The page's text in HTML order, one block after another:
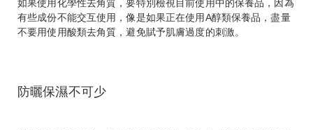
如果使用化學性去角質，要特別檢視目前使用中的保養品，因為
有些成份不能交互使用，像是如果正在使用A醇類保養品，盡量
不要用使用酸類去角質，避免賦予肌膚過度的刺激。
防曬保濕不可少